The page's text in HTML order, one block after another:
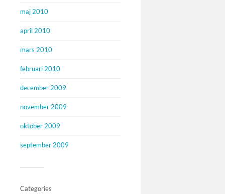
maj 2010
april 2010
mars 2010
februari 2010
december 2009
november 2009
oktober 2009
september 2009
Categories